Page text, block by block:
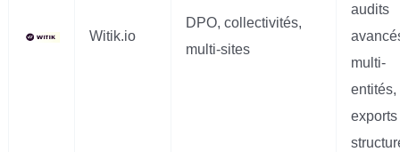
Witik.io
DPO, collectivités,
multi-sites
audits
multi-
entités,
exports